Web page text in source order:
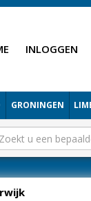
INLOGGEN
GRONINGEN